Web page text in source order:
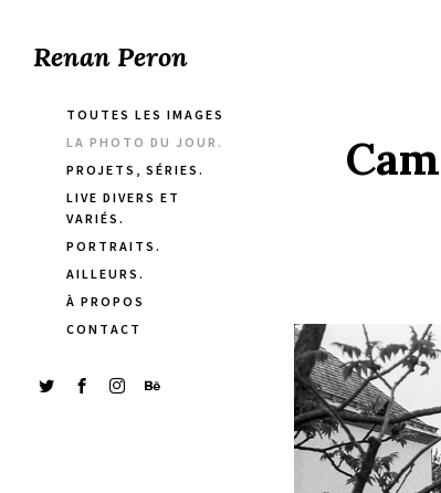
Renan Peron
TOUTES LES IMAGES
LA PHOTO DU JOUR.
PROJETS, SÉRIES.
LIVE DIVERS ET
VARIÉS.
PORTRAITS.
AILLEURS.
À PROPOS
CONTACT